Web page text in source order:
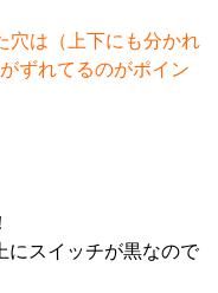
穴は（上下にも分かれ
ずれてるのがポイン
にスイッチが黒なので